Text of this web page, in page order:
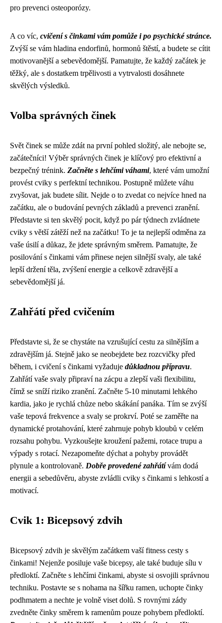
pro prevenci osteoporózy.
A co víc, cvičení s činkami vám pomůže i po psychické stránce.
Zvýší se vám hladina endorfinů, hormonů štěstí, a budete se cítit
motivovanější a sebevědomější. Pamatujte, že každý začátek je
těžký, ale s dostatkem trpělivosti a vytrvalosti dosáhnete
skvělých výsledků.
Volba správných činek
Svět činek se může zdát na první pohled složitý, ale nebojte se,
začátečníci! Výběr správných činek je klíčový pro efektivní a
bezpečný trénink. Začněte s lehčími váhami, které vám umožní
provést cviky s perfektní technikou. Postupně můžete váhu
zvyšovat, jak budete sílit. Nejde o to zvedat co nejvíce hned na
začátku, ale o budování pevných základů a prevenci zranění.
Představte si ten skvělý pocit, když po pár týdnech zvládnete
cviky s větší zátěží než na začátku! To je ta nejlepší odměna za
vaše úsilí a důkaz, že jdete správným směrem. Pamatujte, že
posilování s činkami vám přinese nejen silnější svaly, ale také
lepší držení těla, zvýšení energie a celkově zdravější a
sebevědomější já.
Zahřátí před cvičením
Představte si, že se chystáte na vzrušující cestu za silnějším a
zdravějším já. Stejně jako se neobejdete bez rozcvičky před
během, i cvičení s činkami vyžaduje důkladnou přípravu.
Zahřátí vaše svaly připraví na zácpu a zlepší vaši flexibilitu,
čímž se sníží riziko zranění. Začněte 5-10 minutami lehkého
kardia, jako je rychlá chůze nebo skákání panáka. Tím se zvýší
vaše tepová frekvence a svaly se prokrví. Poté se zaměřte na
dynamické protahování, které zahrnuje pohyb kloubů v celém
rozsahu pohybu. Vyzkoušejte kroužení pažemi, rotace trupu a
výpady s rotací. Nezapomeňte dýchat a pohyby provádět
plynule a kontrolovaně. Dobře provedené zahřátívám dodá
energii a sebedůvěru, abyste zvládli cviky s činkami s lehkostí a
motivací.
Cvik 1: Bicepsový zdvih
Bicepsový zdvih je skvělým začátkem vaší fitness cesty s
činkami! Nejenže posiluje vaše bicepsy, ale také buduje sílu v
předloktí. Začněte s lehčími činkami, abyste si osvojili správnou
techniku. Postavte se s nohama na šířku ramen, uchopte činky
podhmatem a nechte je volně viset dolů. S rovnými zády
zvedněte činky směrem k ramenům pouze pohybem předloktí.